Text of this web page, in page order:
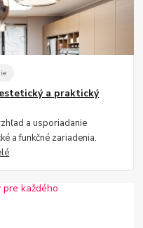
a praktický
a usporiadanie
a funkčné zariadenia.